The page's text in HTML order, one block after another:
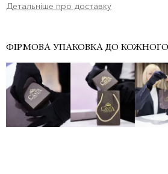
Детальніше про доставку
ФІРМОВА УПАКОВКА ДО